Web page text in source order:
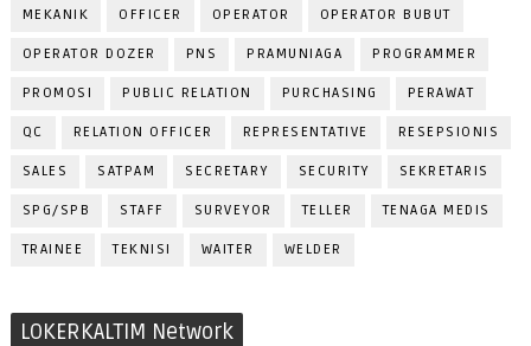
MEKANIK OFFICER OPERATOR OPERATOR BUBUT
OPERATOR DOZER PNS PRAMUNIAGA PROGRAMMER
PROMOSI PUBLIC RELATION PURCHASING PERAWAT
QC RELATION OFFICER REPRESENTATIVE RESEPSIONIS
SALES SATPAM SECRETARY SECURITY SEKRETARIS
SPG/SPB STAFF SURVEYOR TELLER TENAGA MEDIS
TRAINEE TEKNISI WAITER WELDER
LOKERKALTIM Network